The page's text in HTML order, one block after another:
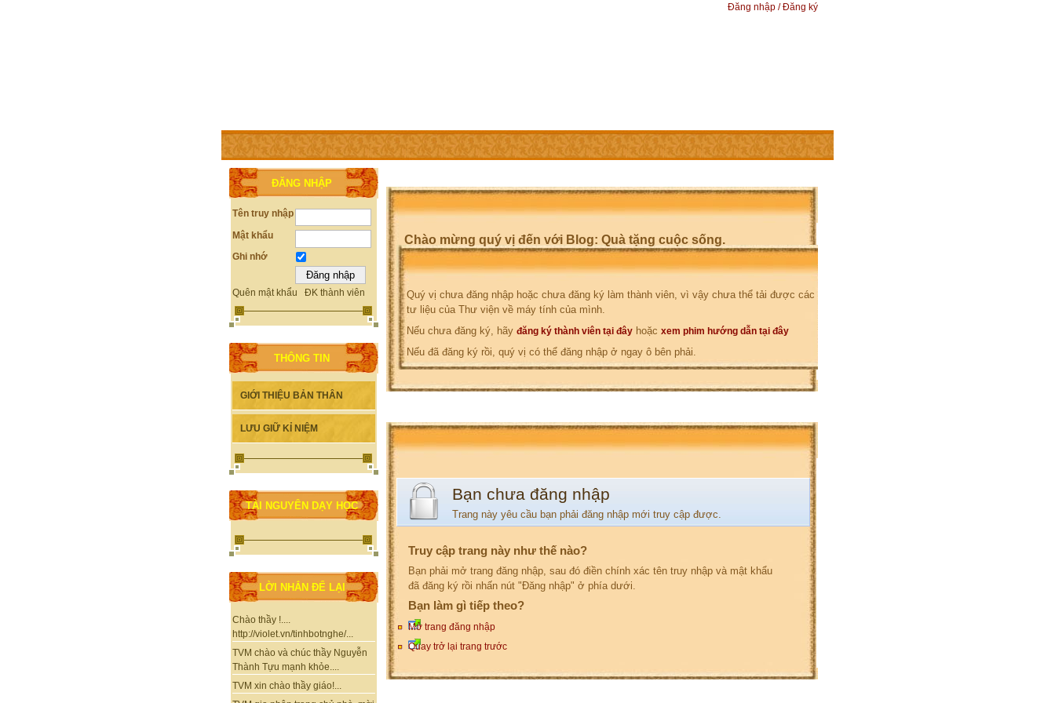
Đăng nhập / Đăng ký
TRANG CHỦ THÀNH VIÊN TRỢ GIÚP WEBSITE CỦA CÁC THÀNH VIÊN
ĐĂNG NHẬP
Tên truy nhập
Mật khẩu
Ghi nhớ
Quên mật khẩu ĐK thành viên
THÔNG TIN
GIỚI THIỆU BẢN THÂN
LƯU GIỮ KỈ NIỆM
TÀI NGUYÊN DẠY HỌC
LỜI NHẮN ĐỂ LẠI
Chào thầy !....
http://violet.vn/tinhbotnghe/...
TVM chào và chúc thầy Nguyễn
Thành Tựu mạnh khỏe....
TVM xin chào thầy giáo!...
Chào mừng quý vị đến với Blog: Quà tặng cuộc sống.
Quý vị chưa đăng nhập hoặc chưa đăng ký làm thành viên, vì vậy chưa thể tải được các
tư liệu của Thư viện về máy tính của mình.
Nếu chưa đăng ký, hãy đăng ký thành viên tại đây hoặc xem phim hướng dẫn tại đây
Nếu đã đăng ký rồi, quý vị có thể đăng nhập ở ngay ô bên phải.
Bạn chưa đăng nhập
Trang này yêu cầu bạn phải đăng nhập mới truy cập được.
Truy cập trang này như thế nào?
Bạn phải mở trang đăng nhập, sau đó điền chính xác tên truy nhập và mật khẩu
đã đăng ký rồi nhấn nút "Đăng nhập" ở phía dưới.
Bạn làm gì tiếp theo?
Mở trang đăng nhập
Quay trở lại trang trước